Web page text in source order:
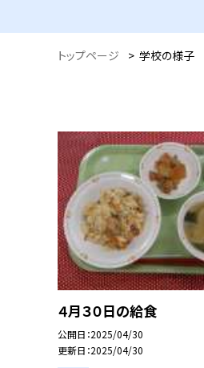
トップページ > 学校の様子
４月３０日の給食
公開日 2025/04/30
更新日 2025/04/30